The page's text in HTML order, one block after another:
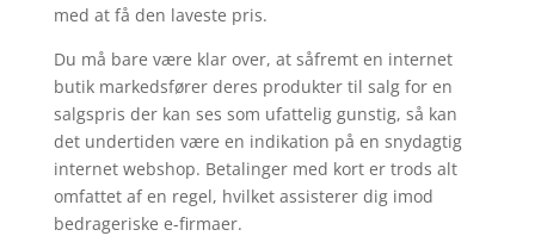
med at få den laveste pris.
Du må bare være klar over, at såfremt en internet
butik markedsfører deres produkter til salg for en
salgspris der kan ses som ufattelig gunstig, så kan
det undertiden være en indikation på en snydagtig
internet webshop. Betalinger med kort er trods alt
omfattet af en regel, hvilket assisterer dig imod
bedrageriske e-firmaer.